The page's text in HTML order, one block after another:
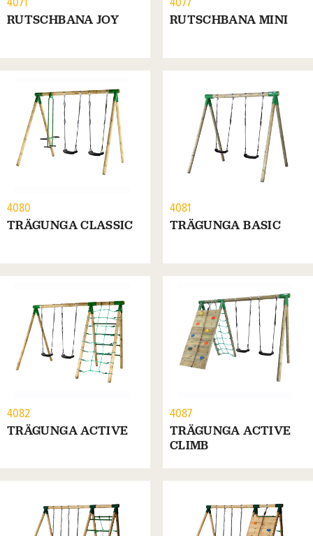
4071
RUTSCHBANA JOY
4077
RUTSCHBANA MINI
4080
TRÄGUNGA CLASSIC
4081
TRÄGUNGA BASIC
4082
TRÄGUNGA ACTIVE
4087
TRÄGUNGA ACTIVE
CLIMB